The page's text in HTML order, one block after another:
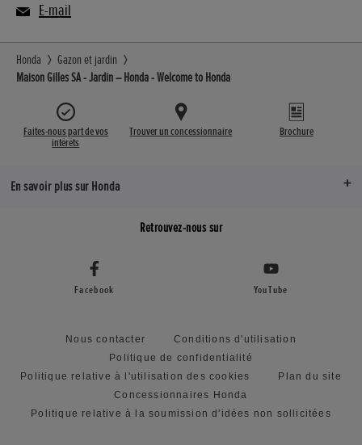
E-mail
Honda
Gazon et jardin
Maison Gilles SA - Jardin – Honda - Welcome to Honda
Faites-nous part de vos
intérêts
Trouver un concessionnaire Brochure
En savoir plus sur Honda
Retrouvez-nous sur
Facebook YouTube
Nous contacter
Conditions d'utilisation
Politique de confidentialité
Politique relative à l'utilisation des cookies
Plan du site
Concessionnaires Honda
Politique relative à la soumission d'idées non sollicitées